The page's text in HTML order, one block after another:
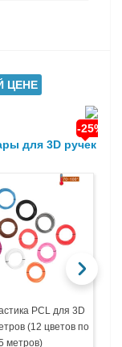
ЦЕНЕ
для 3D ручек
-25%
PCL для 3D
(12 цветов по
метров)